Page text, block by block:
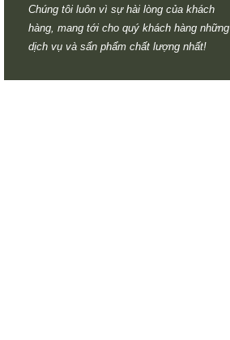
Chúng tôi luôn vì sự hài lòng của khách
hàng, mang tới cho quý khách hàng những
dịch vụ và sẩn phẩm chất lượng nhất!